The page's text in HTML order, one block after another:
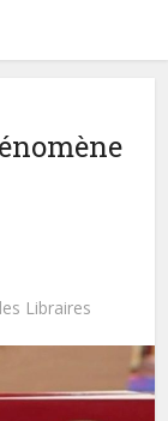
Libraires